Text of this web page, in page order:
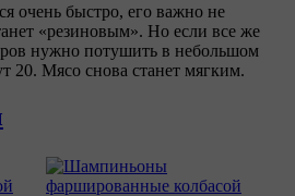
очень быстро, его важно не
«резиновым». Но если все же
нужно потушить в небольшом
20. Мясо снова станет мягким.